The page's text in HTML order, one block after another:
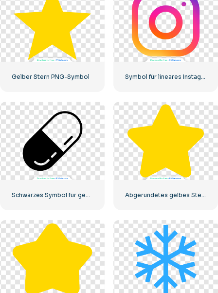
Gelber Stern PNG-Symbol